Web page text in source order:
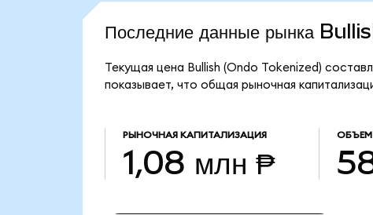
Последние данные рынка
Текущая цена Bullish (Ondo Tokenized)
показывает, что общая рыночная
РЫНОЧНАЯ КАПИТАЛИЗАЦИЯ
1,08 млн ₱